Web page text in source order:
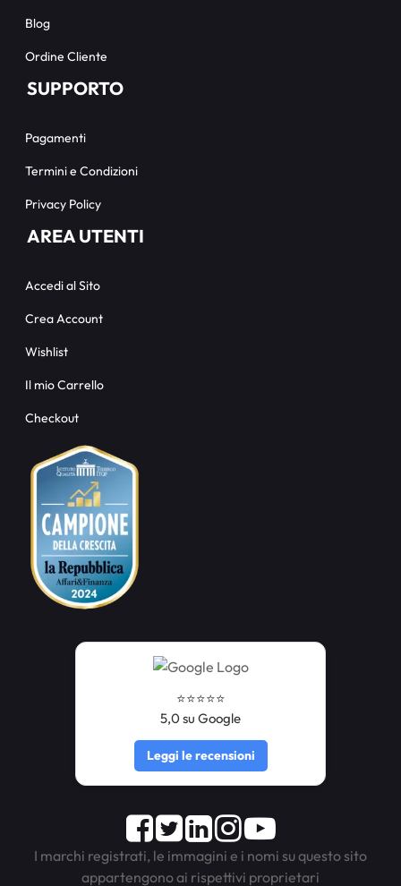
Blog
Ordine Cliente
SUPPORTO
Pagamenti
Termini e Condizioni
Privacy Policy
AREA UTENTI
Accedi al Sito
Crea Account
Wishlist
Il mio Carrello
Checkout
⭐️⭐️⭐️⭐️⭐️
5,0 su Google
Leggi le recensioni
Facebook
TwitterLinkedInInstagram
Youtube
I marchi registrati, le immagini e i nomi su questo sito
appartengono ai rispettivi proprietari